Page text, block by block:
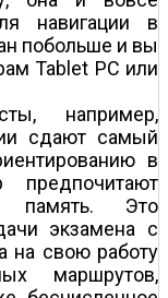
навигации в
побольше и вы
Tablet PC или
например,
сдают самый
в
память. Это
экзамена с
на свою работу
маршрутов,